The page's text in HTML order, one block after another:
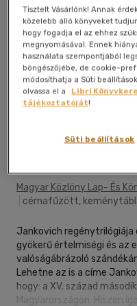
Kívánságlistához adom
Magyar Közlöny Lap- És
cérnafűzött,
Jankovich regénytrilógiája
gyökerű értelmiségi és az
valóságábrázoló
Lehetne az is a címe
hogy: a XV. század
Magyarországon. Hiszen
Tisztelt Vásárlónk! Annak
közelebb álló könyveket
hogy fogadja el az ehhez
megnyomásával. Ennek
használata szempontjából
böngészőjébe, de cookie-
módosíthatja a Süti
olvassa el a
Libri
tájékoztatóját!
Süti beállítások